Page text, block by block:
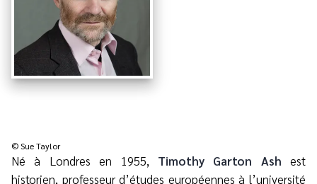
Né à Londres en 1955, Timothy Garton Ash est
historien, professeur d’études européennes à l’université
© Sue Taylor